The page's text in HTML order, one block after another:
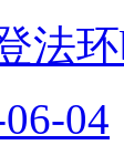
法
04